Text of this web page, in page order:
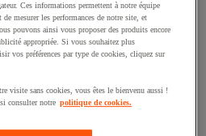
Ces informations permettent à notre équipe
mesurer les performances de notre site, et
pouvons ainsi vous proposer des produits encore
appropriée. Si vous souhaitez plus
vos préférences par type de cookies, cliquez sur
visite sans cookies, vous êtes le bienvenu aussi !
consulter notre politique de cookies.